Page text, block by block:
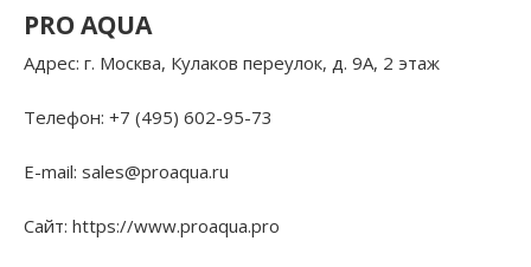
PRO AQUA
Адрес: г. Москва, Кулаков переулок, д. 9А, 2 этаж
Телефон: +7 (495) 602-95-73
E-mail: sales@proaqua.ru
Сайт: https://www.proaqua.pro